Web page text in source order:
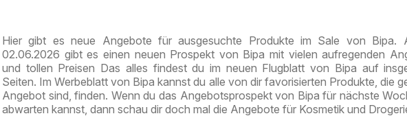
Hier gibt es neue Angebote für ausgesuchte Produkte im Sale von Bipa.
02.06.2026 gibt es einen neuen Prospekt von Bipa mit vielen aufregenden
und tollen Preisen Das alles findest du im neuen Flugblatt von Bipa auf
Seiten. Im Werbeblatt von Bipa kannst du alle von dir favorisierten Produkte, die
Angebot sind, finden. Wenn du das Angebotsprospekt von Bipa für nächste
abwarten kannst, dann schau dir doch mal die Angebote für Kosmetik und